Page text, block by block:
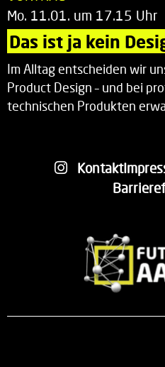
Mo. 11.01. um 17.15 Uhr
Das ist ja kein
Im Alltag entscheiden wir
Product Design – und bei
technischen Produkten
Kontakt